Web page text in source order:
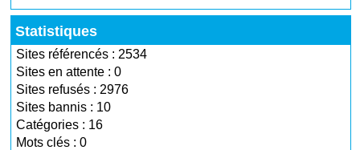
Statistiques
Sites référencés : 2534
Sites en attente : 0
Sites refusés : 2976
Sites bannis : 10
Catégories : 16
Mots clés : 0